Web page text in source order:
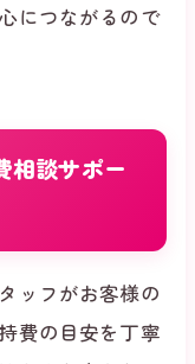
につながるので
相談サポー
ッフがお客様の
費の目安を丁寧